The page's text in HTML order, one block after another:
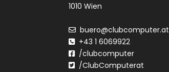
1010 Wien
buero@clubcomputer.at
+43 1 6069922
/clubcomputer
/ClubComputerat